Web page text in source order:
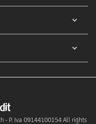
- P. Iva 09144100154 All rights